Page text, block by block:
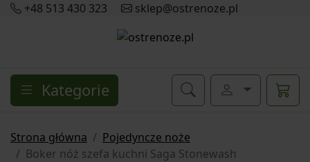
+48 513 430 323 sklep@ostrenoze.pl
Kategorie
Strona główna
Pojedyncze noże
Boker nóż szefa kuchni Saga Stonewash